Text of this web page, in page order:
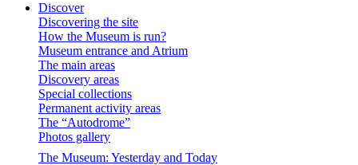
Discover
Discovering the site
How the Museum is run?
Museum entrance and Atrium
The main areas
Discovery areas
Special collections
Permanent activity areas
The “Autodrome”
Photos gallery
The Museum: Yesterday and Today